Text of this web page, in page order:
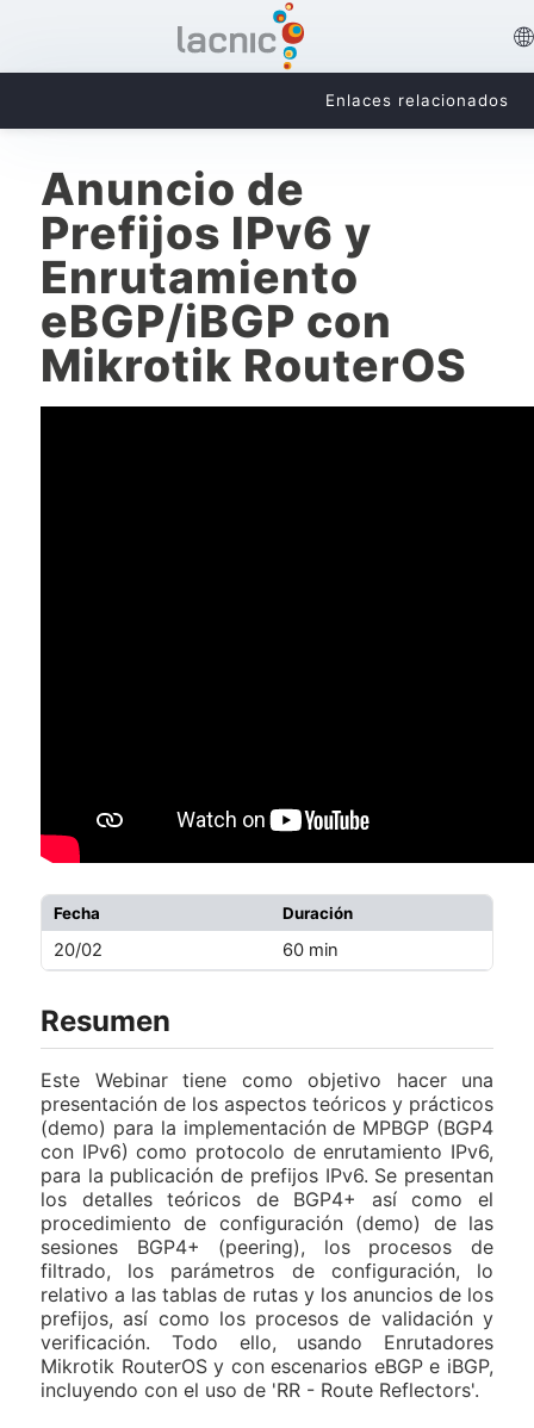
Anuncio de
Prefijos IPv6 y
Enrutamiento
eBGP/iBGP con
Mikrotik RouterOS
Fecha Duración
20/02 60 min
Resumen
Este Webinar tiene como objetivo hacer una
presentación de los aspectos teóricos y prácticos
(demo) para la implementación de MPBGP (BGP4
con IPv6) como protocolo de enrutamiento IPv6,
para la publicación de prefijos IPv6. Se presentan
los detalles teóricos de BGP4+ así como el
procedimiento de configuración (demo) de las
sesiones BGP4+ (peering), los procesos de
filtrado, los parámetros de configuración, lo
relativo a las tablas de rutas y los anuncios de los
prefijos, así como los procesos de validación y
verificación. Todo ello, usando Enrutadores
Mikrotik RouterOS y con escenarios eBGP e iBGP,
incluyendo con el uso de 'RR - Route Reflectors'.
Enlaces relacionados